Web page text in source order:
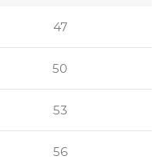
47
50
53
56